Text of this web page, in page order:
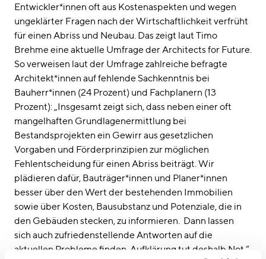
Entwickler*innen oft aus Kostenaspekten und wegen
ungeklärter Fragen nach der Wirtschaftlichkeit verfrüht
für einen Abriss und Neubau. Das zeigt laut Timo
Brehme eine aktuelle Umfrage der Architects for Future.
So verweisen laut der Umfrage zahlreiche befragte
Architekt*innen auf fehlende Sachkenntnis bei
Bauherr*innen (24 Prozent) und Fachplanern (13
Prozent): „Insgesamt zeigt sich, dass neben einer oft
mangelhaften Grundlagenermittlung bei
Bestandsprojekten ein Gewirr aus gesetzlichen
Vorgaben und Förderprinzipien zur möglichen
Fehlentscheidung für einen Abriss beiträgt. Wir
plädieren dafür, Bauträger*innen und Planer*innen
besser über den Wert der bestehenden Immobilien
sowie über Kosten, Bausubstanz und Potenziale, die in
den Gebäuden stecken, zu informieren. Dann lassen
sich auch zufriedenstellende Antworten auf die
aktuellen Probleme finden. Aufklärung tut deshalb Not.“